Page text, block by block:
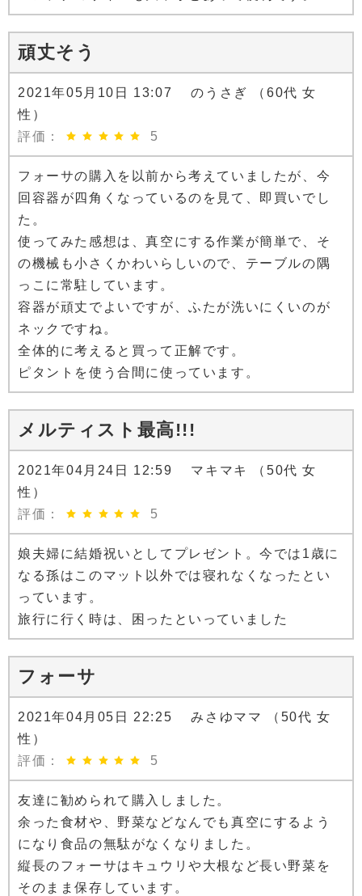
頑丈そう
2021年05月10日 13:07 のうさぎ （60代 女
性）
評価：
5
フォーサの購入を以前から考えていましたが、今
回容器が四角くなっているのを見て、即買いでし
た。
使ってみた感想は、真空にする作業が簡単で、そ
の機械も小さくかわいらしいので、テーブルの隅
っこに常駐しています。
容器が頑丈でよいですが、ふたが洗いにくいのが
ネックですね。
全体的に考えると買って正解です。
ピタントを使う合間に使っています。
メルティスト最高!!!
2021年04月24日 12:59 マキマキ （50代 女
性）
評価：
5
娘夫婦に結婚祝いとしてプレゼント。今では1歳に
なる孫はこのマット以外では寝れなくなったとい
っています。
旅行に行く時は、困ったといっていました
フォーサ
2021年04月05日 22:25 みさゆママ （50代 女
性）
評価：
5
友達に勧められて購入しました。
余った食材や、野菜などなんでも真空にするよう
になり食品の無駄がなくなりました。
縦長のフォーサはキュウリや大根など長い野菜を
そのまま保存しています。